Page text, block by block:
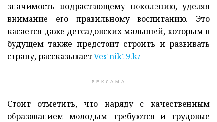
значимость подрастающему поколению, уделяя
внимание его правильному воспитанию. Это
касается даже детсадовских малышей, которым в
будущем также предстоит строить и развивать
страну, рассказываетVestnik19.kz
РЕКЛАМА
Стоит отметить, что наряду с качественным
образованием молодым требуются и трудовые